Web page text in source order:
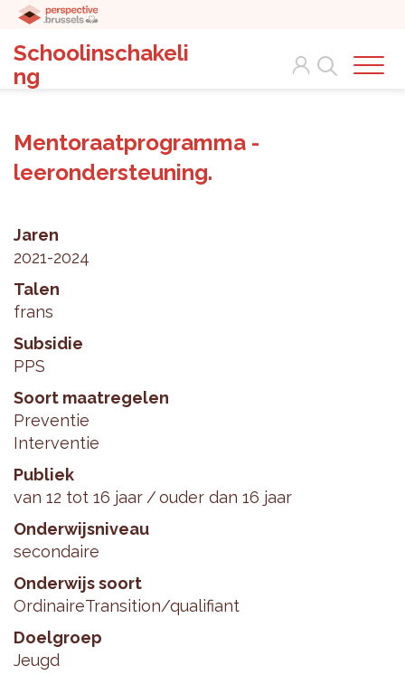
Schoolinschakeli
ng
Search
Mentoraatprogramma -
leerondersteuning.
Jaren
2021-2024
Talen
frans
Subsidie
PPS
Soort maatregelen
Preventie
Interventie
Publiek
van 12 tot 16 jaar
ouder dan 16 jaar
Onderwijsniveau
secondaire
Onderwijs soort
OrdinaireTransition/qualifiant
Doelgroep
Jeugd